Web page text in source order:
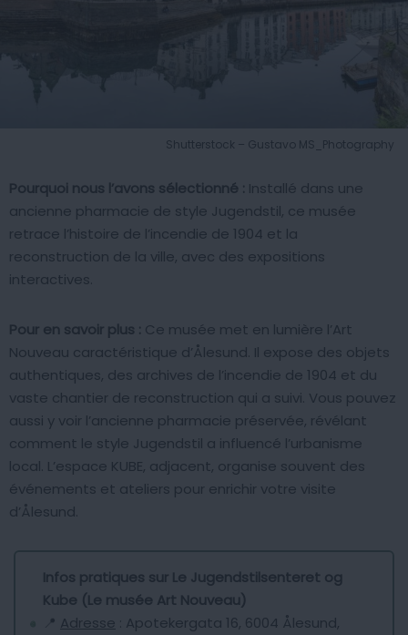
Shutterstock – Gustavo MS_Photography
Pourquoi nous l’avons sélectionné : Installé dans une
ancienne pharmacie de style Jugendstil, ce musée
retrace l’histoire de l’incendie de 1904 et la
reconstruction de la ville, avec des expositions
interactives.
Pour en savoir plus : Ce musée met en lumière l’Art
Nouveau caractéristique d’Ålesund. Il expose des objets
authentiques, des archives de l’incendie de 1904 et du
vaste chantier de reconstruction qui a suivi. Vous pouvez
aussi y voir l’ancienne pharmacie préservée, révélant
comment le style Jugendstil a influencé l’urbanisme
local. L’espace KUBE, adjacent, organise souvent des
événements et ateliers pour enrichir votre visite
d’Ålesund.
Infos pratiques sur Le Jugendstilsenteret og
Kube (Le musée Art Nouveau)
📍 Adresse : Apotekergata 16, 6004 Ålesund,